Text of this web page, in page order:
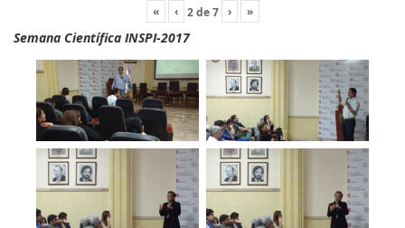
« ‹ 2de7 › »
Semana Científica INSPI-2017